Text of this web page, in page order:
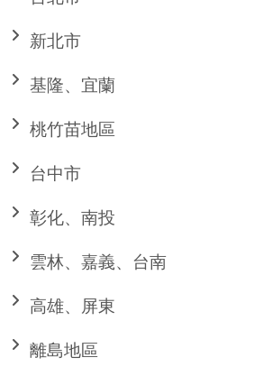
新北市
基隆、宜蘭
桃竹苗地區
台中市
彰化、南投
雲林、嘉義、台南
高雄、屏東
離島地區